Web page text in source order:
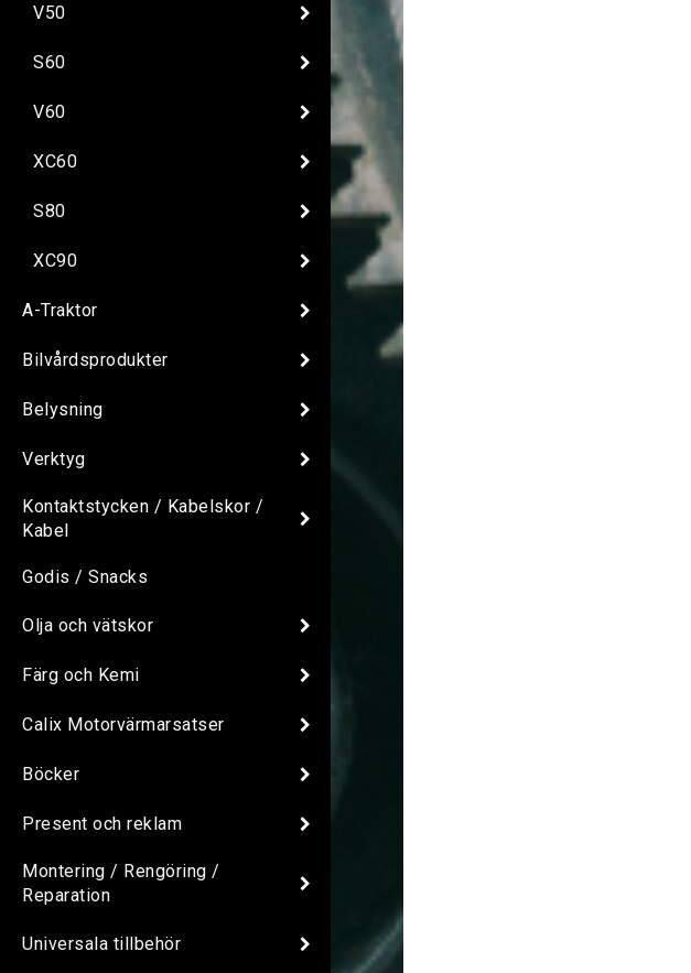
V50
S60
V60
XC60
S80
XC90
A-Traktor
Bilvårdsprodukter
Belysning
Verktyg
Kontaktstycken / Kabelskor /
Kabel
Godis / Snacks
Olja och vätskor
Färg och Kemi
Calix Motorvärmarsatser
Böcker
Present och reklam
Montering / Rengöring /
Reparation
Universala tillbehör